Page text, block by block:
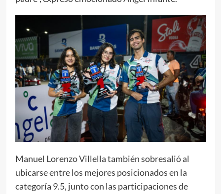
Manuel Lorenzo Villella también sobresalió al
ubicarse entre los mejores posicionados en la
categoría 9.5, junto con las participaciones de